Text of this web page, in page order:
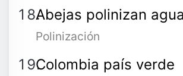
Abejas polinizan
Polinización
Colombia país verde